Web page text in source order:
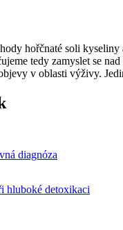
hořčnaté soli
tedy zamyslet se
v oblasti výživy.
diagnóza
hluboké detoxikaci